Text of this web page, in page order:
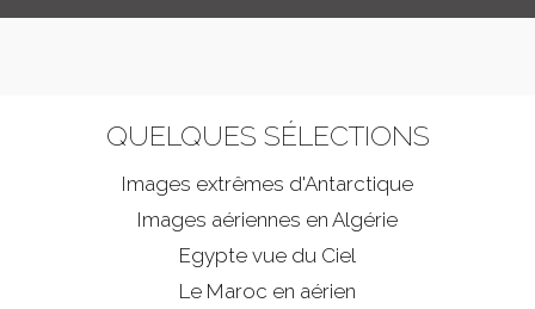
QUELQUES SÉLECTIONS
Images extrêmes d'Antarctique
Images aériennes en Algérie
Egypte vue du Ciel
Le Maroc en aérien